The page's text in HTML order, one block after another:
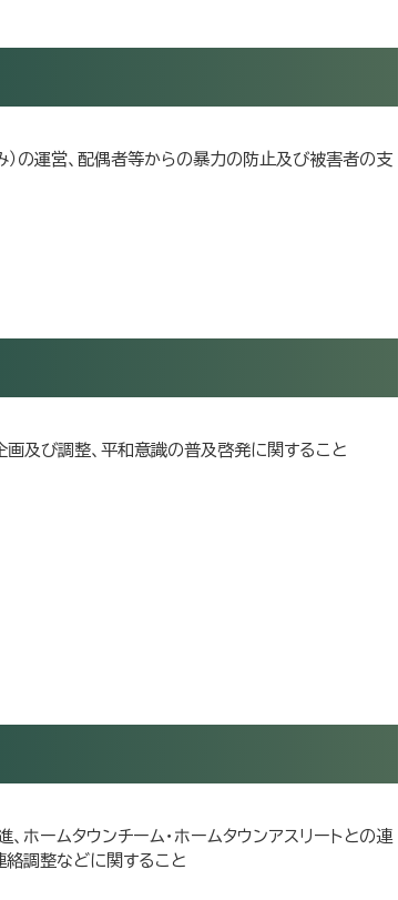
）の運営、配偶者等からの暴力の防止及び被害者の支
及び調整、平和意識の普及啓発に関すること
ホームタウンチーム・ホームタウンアスリートとの連
絡調整などに関すること